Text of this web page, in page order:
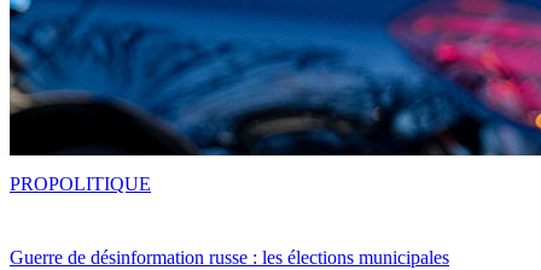
Guerre de désinformation russe : les élections municipales
PROPOLITIQUE